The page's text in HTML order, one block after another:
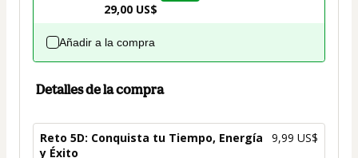
29,00 US$
Añadir a la compra
Detalles de la compra
Reto 5D: Conquista tu Tiempo, Energía
y Éxito
9,99 US$